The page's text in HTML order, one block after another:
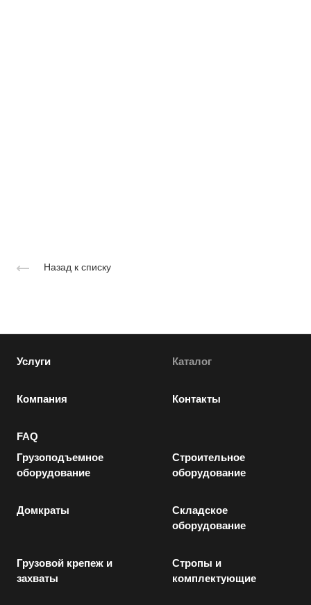
Назад к списку
Услуги Каталог
Компания Контакты
FAQ
Грузоподъемное
оборудование
Строительное
оборудование
Домкраты
Складское
оборудование
Грузовой крепеж и
захваты
Стропы и
комплектующие